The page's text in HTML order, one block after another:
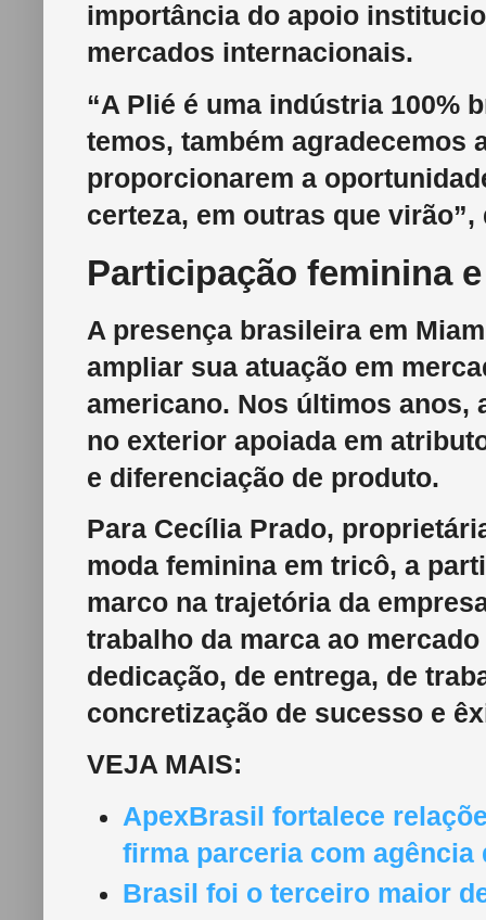
importância do apoio
mercados internacionais.
“A Plié é uma indústria 100%
temos, também agradecemos
proporcionarem a
certeza, em outras que virão”,
Participação feminina
A presença brasileira em
ampliar sua atuação em
americano. Nos últimos anos,
no exterior apoiada em
e diferenciação de produto.
Para Cecília Prado,
moda feminina em tricô, a
marco na trajetória da
trabalho da marca ao
dedicação, de entrega, de
concretização de sucesso e
VEJA MAIS:
ApexBrasil fortalece
firma parceria com agência
Brasil foi o terceiro maior